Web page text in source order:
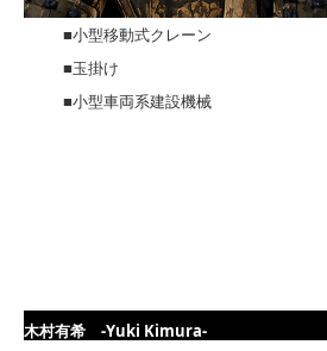
■小型移動式クレーン
■玉掛け
■小型車両系建設機械
木村有希 -Yuki Kimura-